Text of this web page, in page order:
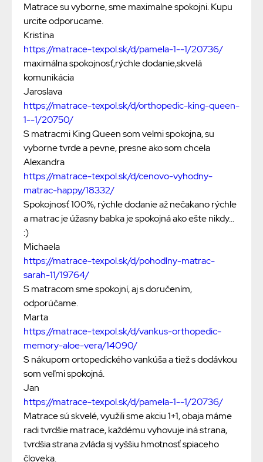
Matrace su vyborne, sme maximalne spokojni. Kupu
urcite odporucame.
Kristína
https://matrace-texpol.sk/d/pamela-1--1/20736/
maximálna spokojnosť,rýchle dodanie,skvelá
komunikácia
Jaroslava
https://matrace-texpol.sk/d/orthopedic-king-queen-
1--1/20750/
S matracmi King Queen som velmi spokojna, su
vyborne tvrde a pevne, presne ako som chcela
Alexandra
https://matrace-texpol.sk/d/cenovo-vyhodny-
matrac-happy/18332/
Spokojnosť 100%, rýchle dodanie až nečakano rýchle
a matrac je úžasny babka je spokojná ako ešte nikdy...
:)
Michaela
https://matrace-texpol.sk/d/pohodlny-matrac-
sarah-11/19764/
S matracom sme spokojní, aj s doručením,
odporúčame.
Marta
https://matrace-texpol.sk/d/vankus-orthopedic-
memory-aloe-vera/14090/
S nákupom ortopedického vankúša a tiež s dodávkou
som veľmi spokojná.
Jan
https://matrace-texpol.sk/d/pamela-1--1/20736/
Matrace sú skvelé, využili sme akciu 1+1, obaja máme
radi tvrdšie matrace, každému vyhovuje iná strana,
tvrdšia strana zvláda sj vyššiu hmotnosť spiaceho
človeka.